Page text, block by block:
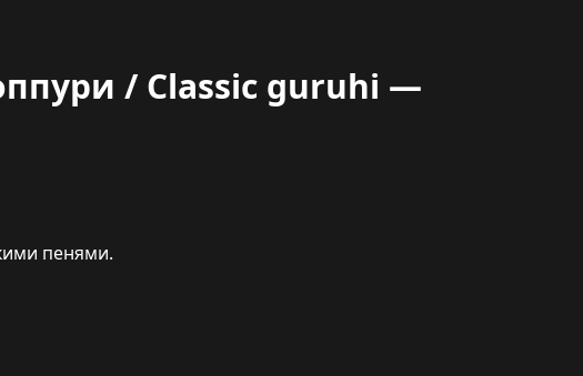
/ Classic guruhi —
пенями.